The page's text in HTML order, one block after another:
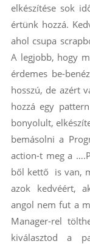
elkészítése sok
értünk hozzá.
ahol csupa
A legjobb, hogy
érdemes be-
hosszú, de azért
hozzá egy
bonyolult,
bemásolni a
action-t meg a
ből kettő is van,
azok kedvéért,
angol nem fut a
Manager-rel
kiválasztod a